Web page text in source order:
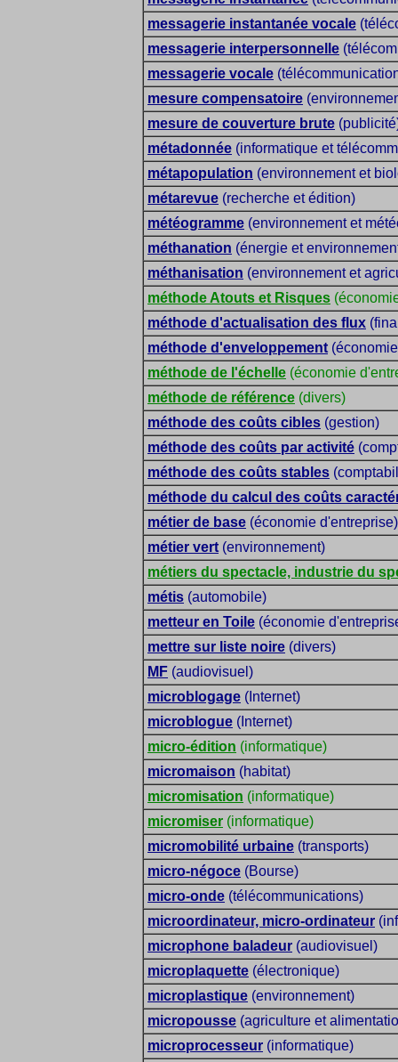
messagerie instantanée vocale
messagerie interpersonnelle
messagerie vocale
mesure compensatoire
mesure de couverture brute
métadonnée (informatique et
métapopulation (environnement et
métarevue (recherche et édition)
météogramme (environnement et
méthanation (énergie et
méthanisation (environnement et
méthode Atouts et Risques
méthode d'actualisation des flux
méthode d'enveloppement
méthode de l'échelle (économie
méthode de référence (divers)
méthode des coûts cibles (gestion)
méthode des coûts par activité
méthode des coûts stables
méthode du calcul des coûts
métier de base (économie d'entreprise)
métier vert (environnement)
métiers du spectacle, industrie du
métis (automobile)
metteur en Toile (économie
mettre sur liste noire (divers)
MF (audiovisuel)
microblogage (Internet)
microblogue (Internet)
micro-édition (informatique)
micromaison (habitat)
micromisation (informatique)
micromiser (informatique)
micromobilité urbaine (transports)
micro-négoce (Bourse)
micro-onde (télécommunications)
microordinateur, micro-ordinateur
microphone baladeur (audiovisuel)
microplaquette (électronique)
microplastique (environnement)
micropousse (agriculture et
microprocesseur (informatique)